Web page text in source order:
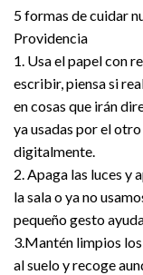
5 formas de cuidar
Providencia
1. Usa el papel con
escribir, piensa si
en cosas que irán
ya usadas por el
digitalmente.
2. Apaga las luces y
la sala o ya no
pequeño gesto
3.Mantén limpios
al suelo y recoge